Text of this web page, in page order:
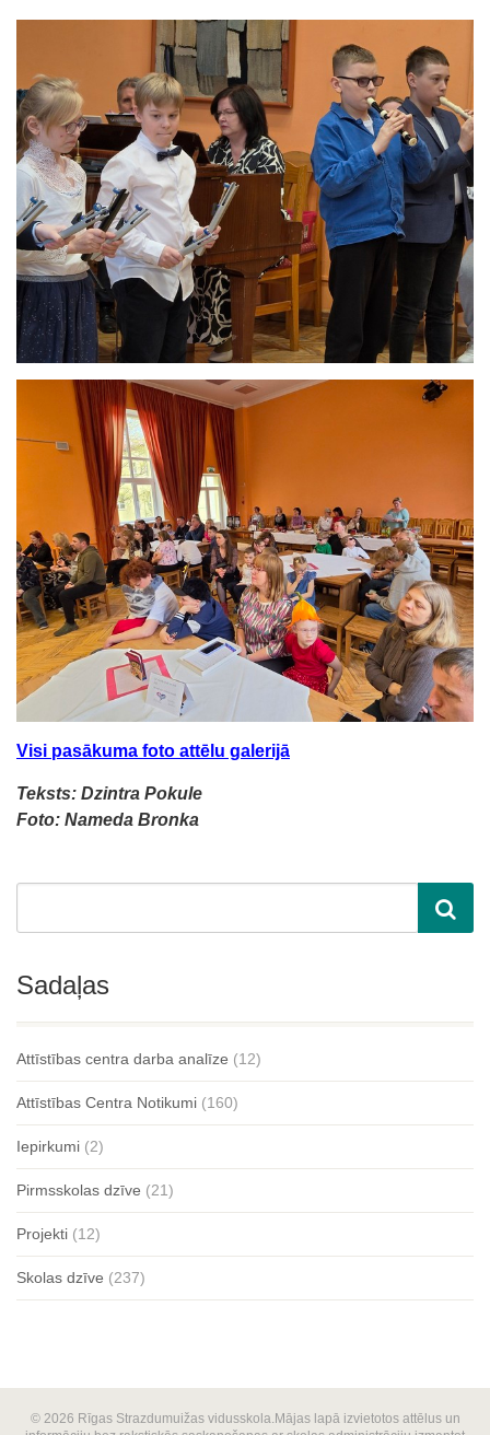
Visi pasākuma foto attēlu galerijā
Teksts: Dzintra Pokule
Foto: Nameda Bronka
Sadaļas
Attīstības centra darba analīze (12)
Attīstības Centra Notikumi (160)
Iepirkumi (2)
Pirmsskolas dzīve (21)
Projekti (12)
Skolas dzīve (237)
© 2026 Rīgas Strazdumuižas vidusskola.Mājas lapā izvietotos attēlus un